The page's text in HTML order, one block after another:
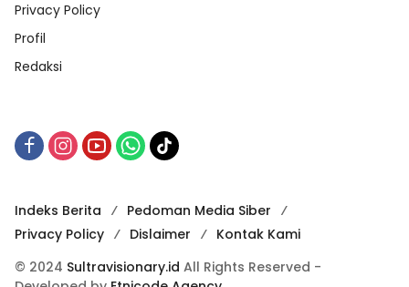
Privacy Policy
Profil
Redaksi
Indeks Berita
Pedoman Media Siber
Privacy Policy
Dislaimer
Kontak Kami
© 2024 Sultravisionary.id All Rights Reserved -